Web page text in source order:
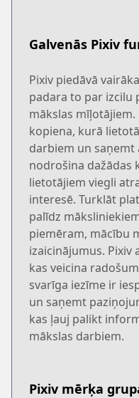
Galvenās Pixiv
Pixiv piedāvā
padara to par izcilu
mākslas
kopiena, kurā
darbiem un saņemt
nodrošina dažādas
lietotājiem viegli
interesē. Turklāt
palīdz
piemēram, mācību
izaicinājumus.
kas veicina
svarīga iezīme ir
un saņemt
kas ļauj palikt
mākslas darbiem.
Pixiv mērķa